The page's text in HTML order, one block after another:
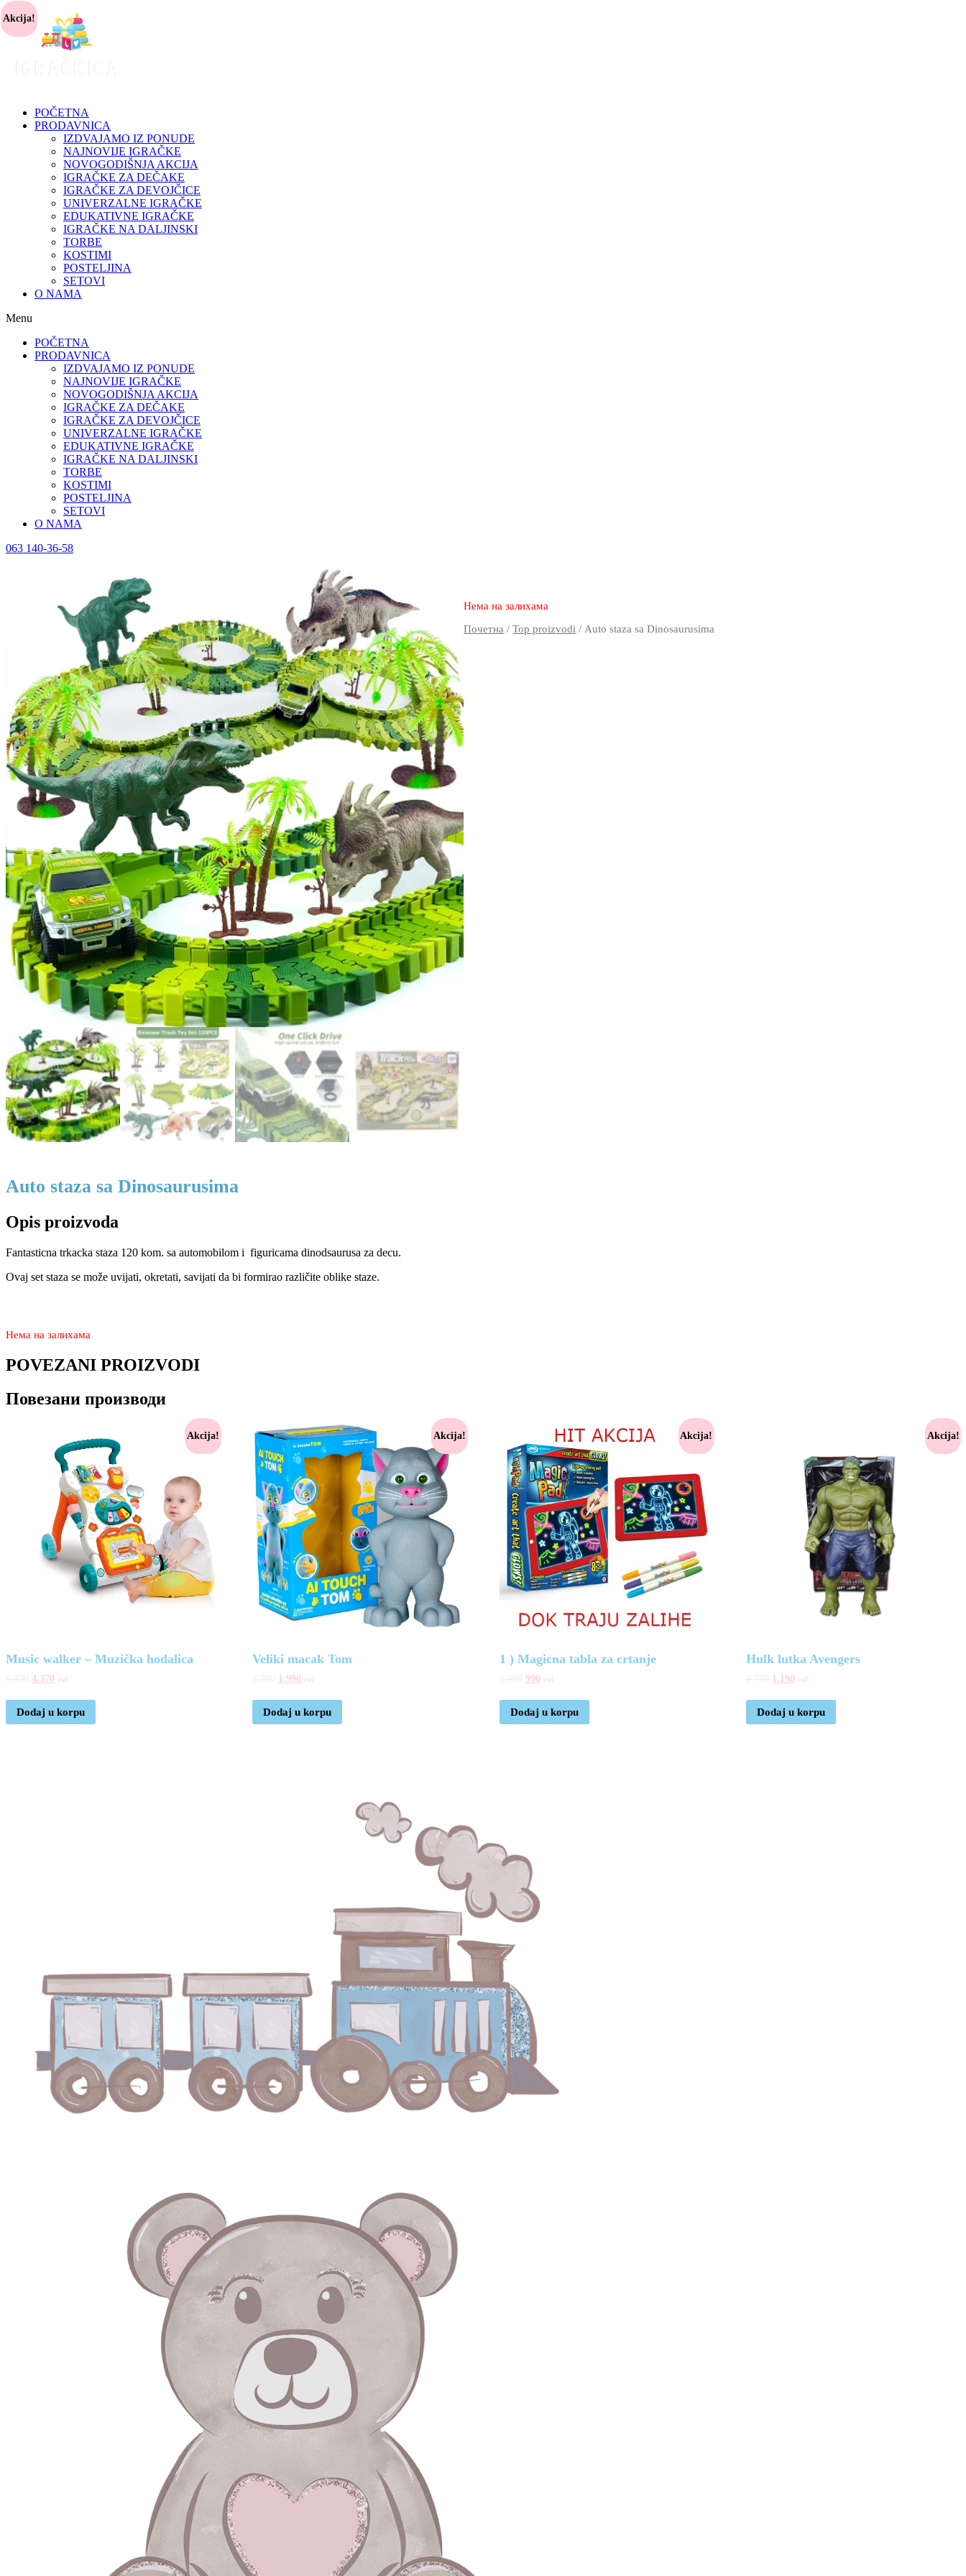
POČETNA
PRODAVNICA
IZDVAJAMO IZ PONUDE
NAJNOVIJE IGRAČKE
NOVOGODIŠNJA AKCIJA
IGRAČKE ZA DEČAKE
IGRAČKE ZA DEVOJČICE
UNIVERZALNE IGRAČKE
EDUKATIVNE IGRAČKE
IGRAČKE NA DALJINSKI
TORBE
KOSTIMI
POSTELJINA
SETOVI
O NAMA
Menu
POČETNA
PRODAVNICA
IZDVAJAMO IZ PONUDE
NAJNOVIJE IGRAČKE
NOVOGODIŠNJA AKCIJA
IGRAČKE ZA DEČAKE
IGRAČKE ZA DEVOJČICE
UNIVERZALNE IGRAČKE
EDUKATIVNE IGRAČKE
IGRAČKE NA DALJINSKI
TORBE
KOSTIMI
POSTELJINA
SETOVI
O NAMA
063 140-36-58
Akcija!
Нема на залихама
Почетна /Top proizvodi / Auto staza sa Dinosaurusima
Auto staza sa Dinosaurusima
Opis proizvoda
Fantasticna trkacka staza 120 kom. sa automobilom i figuricama dinodsaurusa za decu.
Ovaj set staza se može uvijati, okretati, savijati da bi formirao različite oblike staze.
Нема на залихама
POVEZANI PROIZVODI
Повезани производи
Akcija!
Music walker – Muzička hodalica
4.370 rsd
Dodaj u korpu
Akcija!
Veliki macak Tom
1.990 rsd
Dodaj u korpu
Akcija!
1 ) Magicna tabla za crtanje
990 rsd
Dodaj u korpu
Akcija!
Hulk lutka Avengers
1.190 rsd
Dodaj u korpu